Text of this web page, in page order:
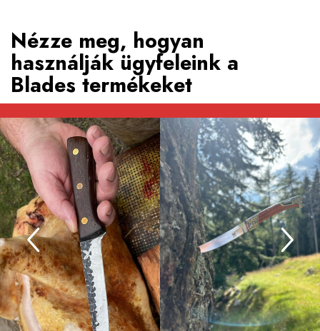
Nézze meg, hogyan
használják ügyfeleink a
Blades termékeket